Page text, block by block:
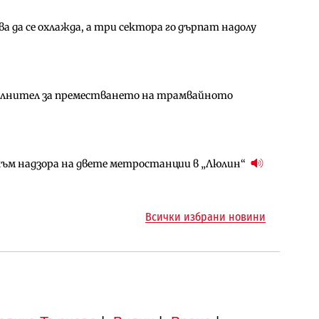
да се охлажда, а три сектора го дърпат надолу
за преместването на трамвайното
надзора на двете метростанции в „Люлин“
още няколко седмици, ако сушата продължи
план за магистралата Русе – Велико
надзора на двете метростанции в „Люлин“
оценки на имотите може да бъдат
продължава да се охлажда (Графика)
езеро става част от бъдещата магистрала
Всички избрани новини